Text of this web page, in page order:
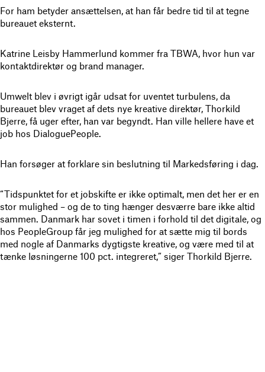
For ham betyder ansættelsen, at han får bedre tid til at tegne
bureauet eksternt.
Katrine Leisby Hammerlund kommer fra TBWA, hvor hun var
kontaktdirektør og brand manager.
Umwelt blev i øvrigt igår udsat for uventet turbulens, da
bureauet blev vraget af dets nye kreative direktør, Thorkild
Bjerre, få uger efter, han var begyndt. Han ville hellere have et
job hos DialoguePeople.
Han forsøger at forklare sin beslutning til Markedsføring i dag.
“Tidspunktet for et jobskifte er ikke optimalt, men det her er en
stor mulighed – og de to ting hænger desværre bare ikke altid
sammen. Danmark har sovet i timen i forhold til det digitale, og
hos PeopleGroup får jeg mulighed for at sætte mig til bords
med nogle af Danmarks dygtigste kreative, og være med til at
tænke løsningerne 100 pct. integreret,” siger Thorkild Bjerre.